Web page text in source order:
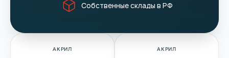
Собственные склады в РФ
АКРИЛ АКРИЛ